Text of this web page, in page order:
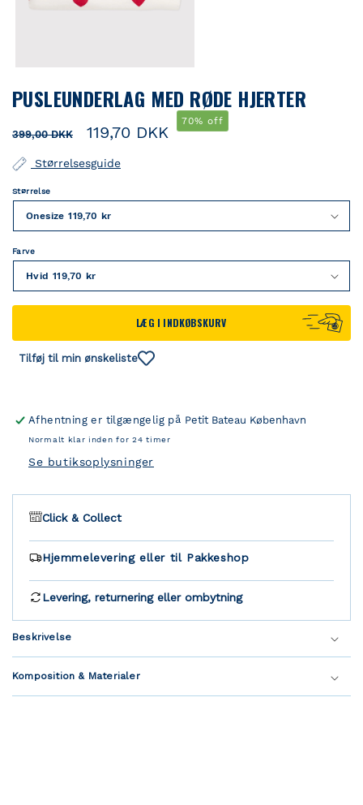
1
i
PUSLEUNDERLAG MED RØDE HJERTER
Normalpris
399,00 DKK Udsalgspris
119,70 DKK
70% off
Størrelsesguide
Størrelse
Farve
LÆG I INDKØBSKURV
Tilføj til min ønskeliste
Afhentning er tilgængelig på Petit Bateau København
Normalt klar inden for 24 timer
Se butiksoplysninger
Click & Collect
Hjemmelevering eller til Pakkeshop
Levering, returnering eller ombytning
Beskrivelse
Komposition & Materialer